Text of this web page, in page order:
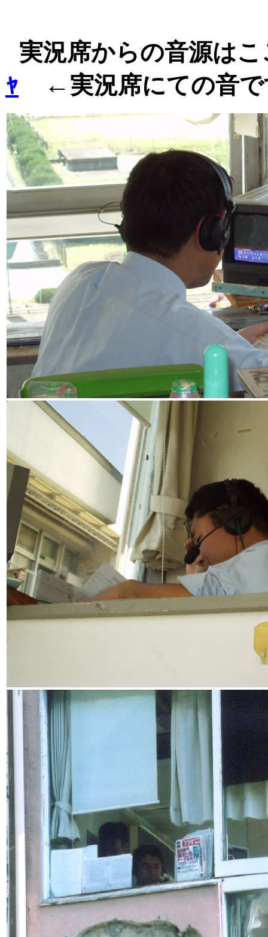
実況席からの音源は
ｬ ← 実況席にての音